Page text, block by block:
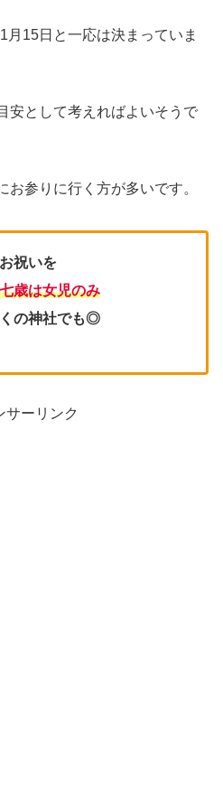
15日と一応は決まっていま
安として考えればよいそうで
参りに行く方が多いです。
祝いを
歳は女児のみ
の神社でも◎
サーリンク